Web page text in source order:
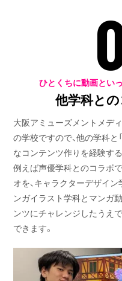
ひとくちに動画とい
他学科と
大阪アミューズメントメデ
の学校ですので、他の学科と
なコンテンツ作りを経験す
例えば声優学科とのコラボ
オを、キャラクターデザイ
ンガイラスト学科とマンガ動
ンツにチャレンジしたうえ
できます。